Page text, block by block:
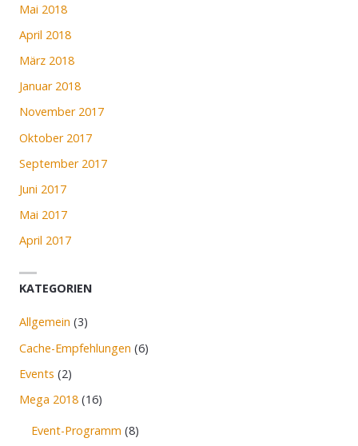
Mai 2018
April 2018
März 2018
Januar 2018
November 2017
Oktober 2017
September 2017
Juni 2017
Mai 2017
April 2017
KATEGORIEN
Allgemein (3)
Cache-Empfehlungen (6)
Events (2)
Mega 2018 (16)
Event-Programm (8)